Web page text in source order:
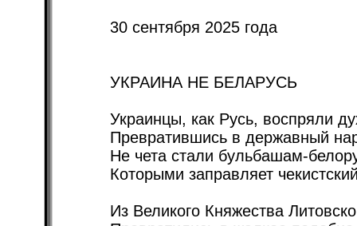
30 сентября 2025 года
УКРАИНА НЕ БЕЛАРУСЬ
Украинцы, как Русь, воспряли
Превратившись в державный
Не чета стали бульбашам-
Которыми заправляет
Из Великого Княжества